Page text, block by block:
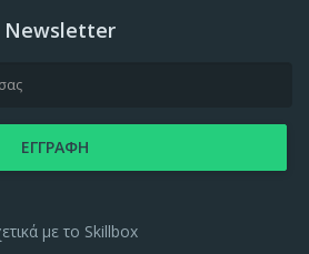
Newsletter
με το Skillbox